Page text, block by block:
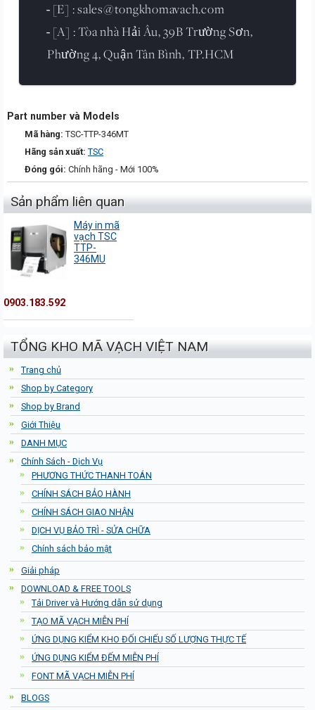
- [E] : sales@tongkhomavach.com
- [A] : Tòa nhà Hải Âu, 39B Trường Sơn,
Phường 4, Quận Tân Bình, TP.HCM
Part number và Models
Mã hàng: TSC-TTP-346MT
Hãng sản xuất: TSC
Đóng gói: Chính hãng - Mới 100%
Sản phẩm liên quan
Máy in mã
vạch TSC
TTP-
346MU
0903.183.592
TỔNG KHO MÃ VẠCH VIỆT NAM
Trang chủ
Shop by Category
Shop by Brand
Giới Thiệu
DANH MỤC
Chính Sách - Dịch Vụ
PHƯƠNG THỨC THANH TOÁN
CHÍNH SÁCH BẢO HÀNH
CHÍNH SÁCH GIAO NHẬN
DỊCH VỤ BẢO TRÌ - SỬA CHỮA
Chính sách bảo mật
Giải pháp
DOWNLOAD & FREE TOOLS
Tải Driver và Hướng dẫn sử dụng
TẠO MÃ VẠCH MIỄN PHÍ
ỨNG DỤNG KIỂM KHO ĐỐI CHIẾU SỐ LƯỢNG THỰC TẾ
ỨNG DỤNG KIỂM ĐẾM MIỄN PHÍ
FONT MÃ VẠCH MIỄN PHÍ
BLOGS